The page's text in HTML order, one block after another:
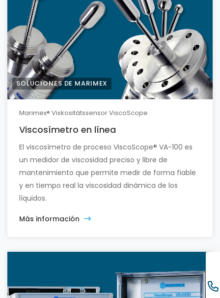
SOLUCIONES DE MARIMEX
Marimex® Viskositätssensor ViscoScope
Viscosímetro en línea
El viscosímetro de proceso ViscoScope® VA-100 es
un medidor de viscosidad preciso y libre de
mantenimiento que permite medir de forma fiable
y en tiempo real la viscosidad dinámica de los
líquidos.
Más información